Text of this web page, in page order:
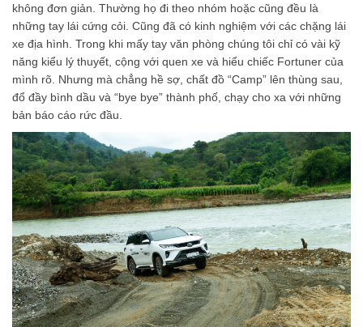
không đơn giản. Thường họ đi theo nhóm hoặc cũng đều là
những tay lái cứng cỏi. Cũng đã có kinh nghiệm với các chặng lái
xe địa hình. Trong khi mấy tay văn phòng chúng tôi chỉ có vài kỹ
năng kiểu lý thuyết, cộng với quen xe và hiểu chiếc Fortuner của
mình rõ. Nhưng mà chẳng hề sợ, chất đồ “Camp” lên thùng sau,
đổ đầy bình dầu và “bye bye” thành phố, chạy cho xa với những
bản báo cáo rức đầu.